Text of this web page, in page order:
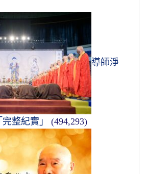
導師淨
整紀實」 (494,293)